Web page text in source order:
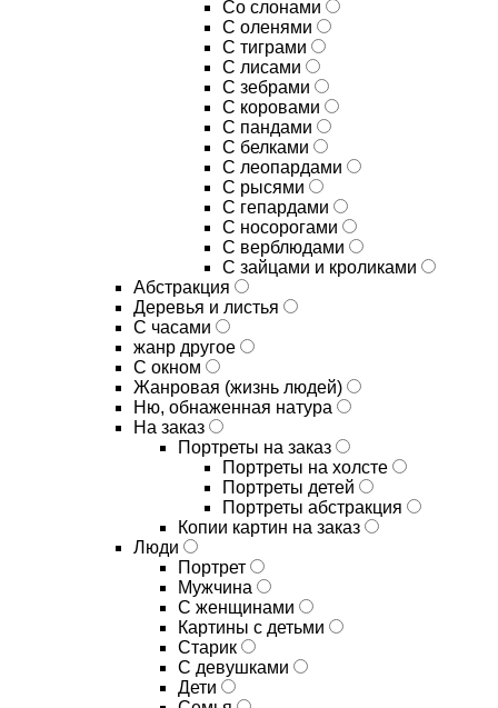
Со слонами
С оленями
С тиграми
С лисами
С зебрами
С коровами
С пандами
С белками
С леопардами
С рысями
С гепардами
С носорогами
С верблюдами
С зайцами и кроликами
Абстракция
Деревья и листья
С часами
жанр другое
С окном
Жанровая (жизнь людей)
Ню, обнаженная натура
На заказ
Портреты на заказ
Портреты на холсте
Портреты детей
Портреты абстракция
Копии картин на заказ
Люди
Портрет
Мужчина
С женщинами
Картины с детьми
Старик
С девушками
Дети